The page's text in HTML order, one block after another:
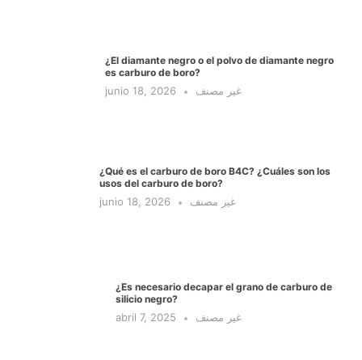
¿El diamante negro o el polvo de diamante negro
es carburo de boro?
junio 18, 2026 غير مصنف
¿Qué es el carburo de boro B4C? ¿Cuáles son los
usos del carburo de boro?
junio 18, 2026 غير مصنف
¿Es necesario decapar el grano de carburo de
silicio negro?
abril 7, 2025 غير مصنف